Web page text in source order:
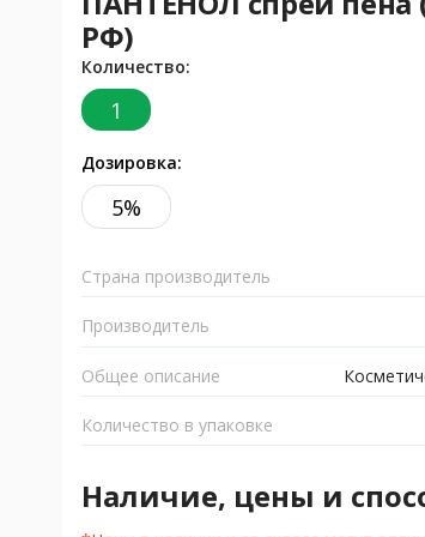
РФ)
Количество:
1
Дозировка:
5%
Страна производитель
Производитель
Общее описание
Количество в упаковке
Наличие, цены и